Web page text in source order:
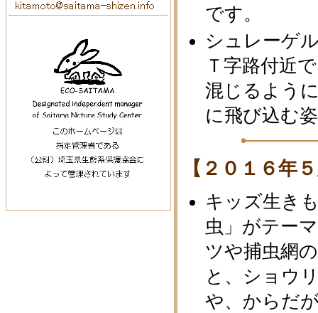
です。
シュレーゲ
Ｔ字路付近
混じるよう
に飛び込む
【２０１６年
キッズ生き
虫」がテー
ツや捕虫網
と、ショウ
や、からだ